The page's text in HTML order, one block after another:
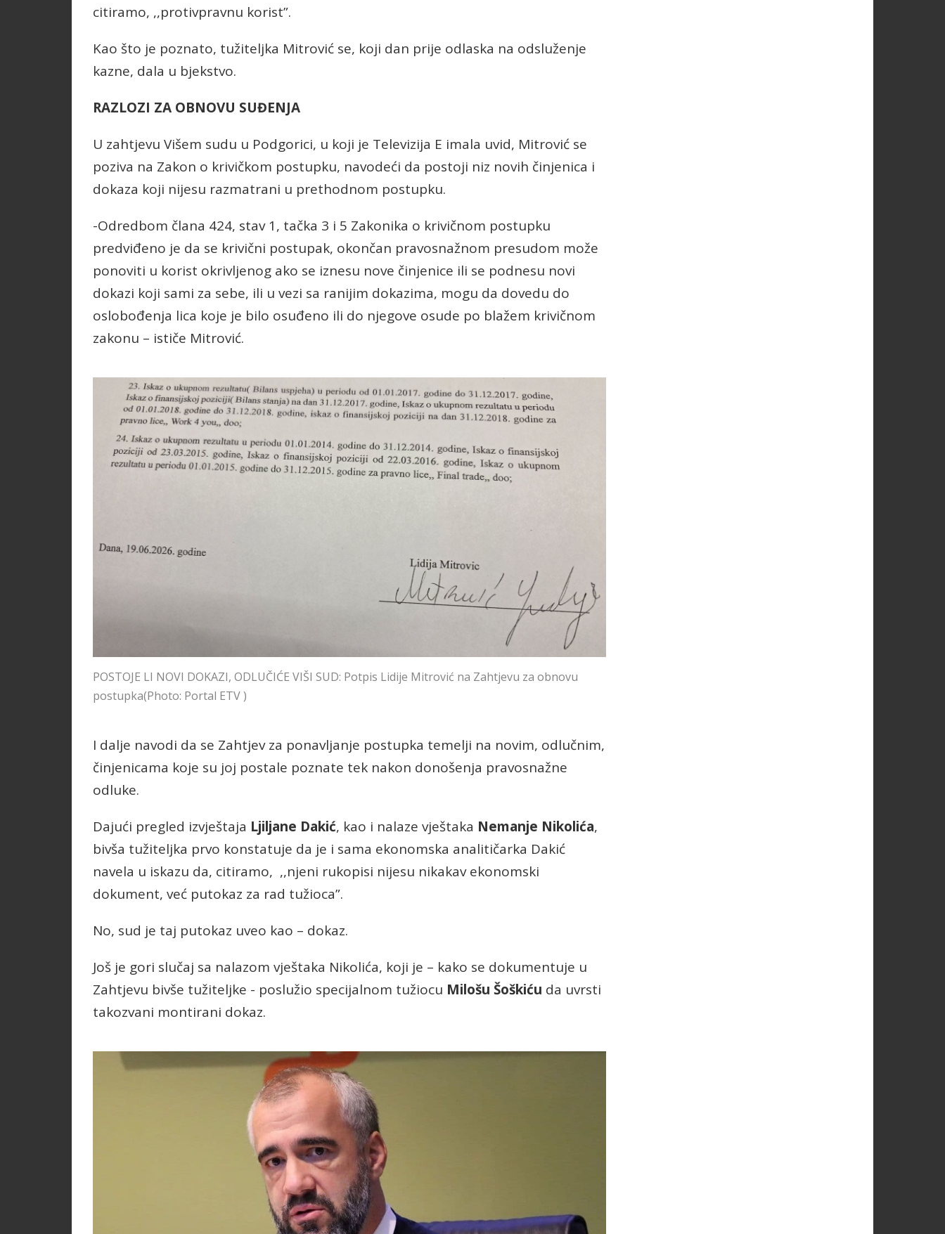
citiramo, ,,protivpravnu korist”.
Kao što je poznato, tužiteljka Mitrović se, koji dan prije odlaska na odsluženje
kazne, dala u bjekstvo.
RAZLOZI ZA OBNOVU SUĐENJA
U zahtjevu Višem sudu u Podgorici, u koji je Televizija E imala uvid, Mitrović se
poziva na Zakon o krivičkom postupku, navodeći da postoji niz novih činjenica i
dokaza koji nijesu razmatrani u prethodnom postupku.
-Odredbom člana 424, stav 1, tačka 3 i 5 Zakonika o krivičnom postupku
predviđeno je da se krivični postupak, okončan pravosnažnom presudom može
ponoviti u korist okrivljenog ako se iznesu nove činjenice ili se podnesu novi
dokazi koji sami za sebe, ili u vezi sa ranijim dokazima, mogu da dovedu do
oslobođenja lica koje je bilo osuđeno ili do njegove osude po blažem krivičnom
zakonu – ističe Mitrović.
POSTOJE LI NOVI DOKAZI, ODLUČIĆE VIŠI SUD: Potpis Lidije Mitrović na Zahtjevu za obnovu
postupka(Photo: Portal ETV )
I dalje navodi da se Zahtjev za ponavljanje postupka temelji na novim, odlučnim,
činjenicama koje su joj postale poznate tek nakon donošenja pravosnažne
odluke.
Dajući pregled izvještaja Ljiljane Dakić, kao i nalaze vještaka Nemanje Nikolića,
bivša tužiteljka prvo konstatuje da je i sama ekonomska analitičarka Dakić
navela u iskazu da, citiramo, ,,njeni rukopisi nijesu nikakav ekonomski
dokument, već putokaz za rad tužioca”.
No, sud je taj putokaz uveo kao – dokaz.
Još je gori slučaj sa nalazom vještaka Nikolića, koji je – kako se dokumentuje u
Zahtjevu bivše tužiteljke - poslužio specijalnom tužiocu Milošu Šoškiću da uvrsti
takozvani montirani dokaz.